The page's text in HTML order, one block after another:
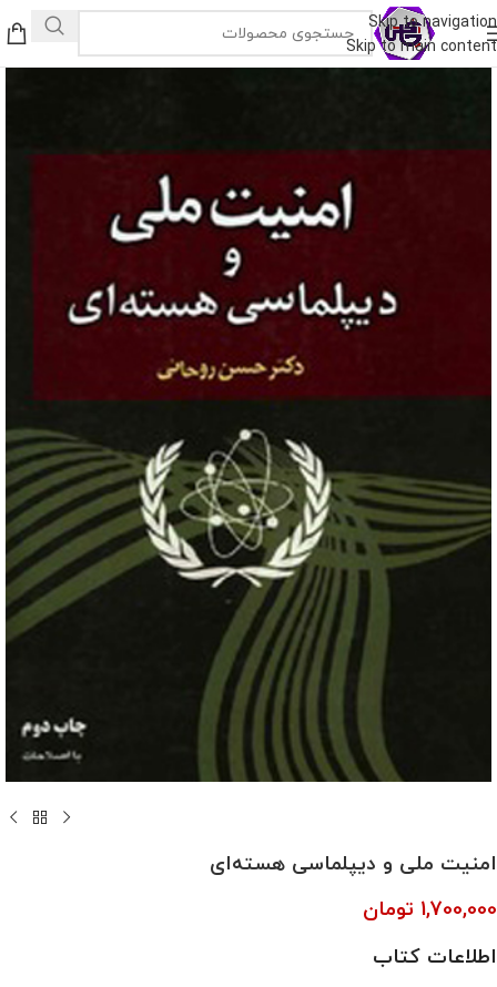
Skip to navigation
Skip to main content
امنیت ملی و دیپلماسی هسته‌ای
1,700,000 تومان
اطلاعات کتاب